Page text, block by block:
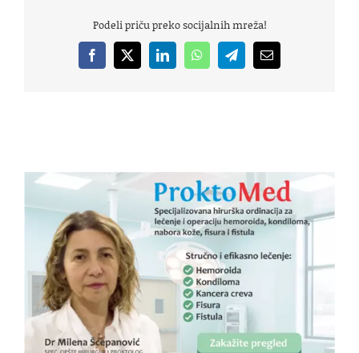
Podeli priču preko socijalnih mreža!
Facebook
X LinkedInWhatsAppTelegramEmail